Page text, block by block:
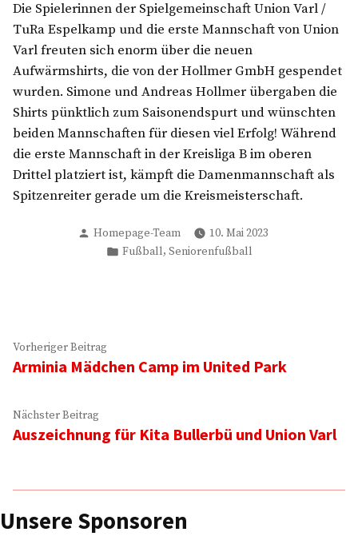
Die Spielerinnen der Spielgemeinschaft Union Varl /
TuRa Espelkamp und die erste Mannschaft von Union
Varl freuten sich enorm über die neuen
Aufwärmshirts, die von der Hollmer GmbH gespendet
wurden. Simone und Andreas Hollmer übergaben die
Shirts pünktlich zum Saisonendspurt und wünschten
beiden Mannschaften für diesen viel Erfolg! Während
die erste Mannschaft in der Kreisliga B im oberen
Drittel platziert ist, kämpft die Damenmannschaft als
Spitzenreiter gerade um die Kreismeisterschaft.
Verfasst
von
Homepage-Team
10. Mai 2023
Veröffentlicht
Fußball, Seniorenfußball
Beitragsnavigation
Vorheriger Beitrag
Beitrag:
Arminia Mädchen Camp im United Park
Nächster Beitrag
Beitrag:
Auszeichnung für Kita Bullerbü und Union Varl
Unsere Sponsoren